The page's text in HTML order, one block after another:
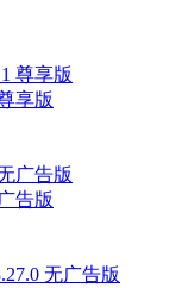
享版
告版